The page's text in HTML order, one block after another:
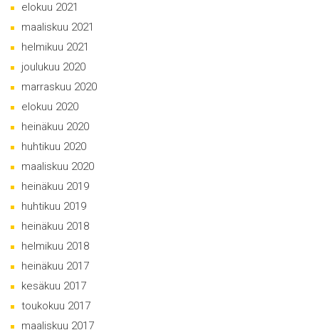
elokuu 2021
maaliskuu 2021
helmikuu 2021
joulukuu 2020
marraskuu 2020
elokuu 2020
heinäkuu 2020
huhtikuu 2020
maaliskuu 2020
heinäkuu 2019
huhtikuu 2019
heinäkuu 2018
helmikuu 2018
heinäkuu 2017
kesäkuu 2017
toukokuu 2017
maaliskuu 2017